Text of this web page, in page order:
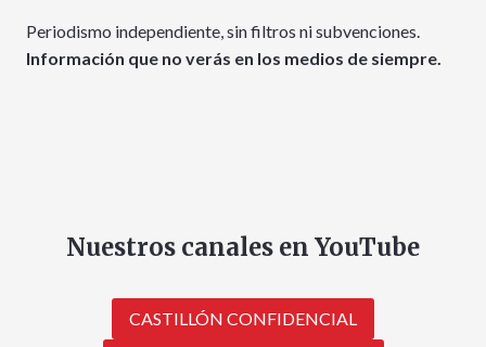
Periodismo independiente, sin filtros ni subvenciones.
Información que no verás en los medios de siempre.
Nuestros canales en YouTube
CASTILLÓN CONFIDENCIAL